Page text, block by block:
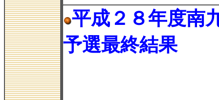
平成２８年度南
予選最終結果